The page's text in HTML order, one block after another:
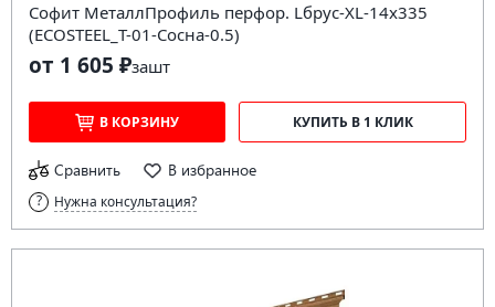
Софит МеталлПрофиль перфор. Lбрус-XL-14х335
(ECOSTEEL_T-01-Сосна-0.5)
от 1 605 ₽зашт
В КОРЗИНУ КУПИТЬ В 1 КЛИК
Сравнить В избранное
Нужна консультация?